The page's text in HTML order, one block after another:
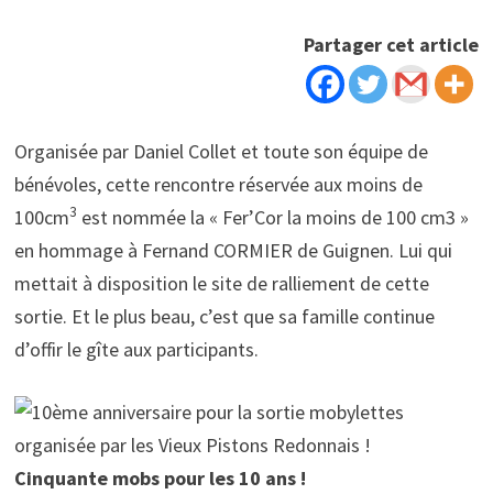
Partager cet article
Organisée par Daniel Collet et toute son équipe de
bénévoles, cette rencontre réservée aux moins de
100cm3 est nommée la « Fer’Cor la moins de 100 cm3 »
en hommage à Fernand CORMIER de Guignen. Lui qui
mettait à disposition le site de ralliement de cette
sortie. Et le plus beau, c’est que sa famille continue
d’offir le gîte aux participants.
Cinquante mobs pour les 10 ans !